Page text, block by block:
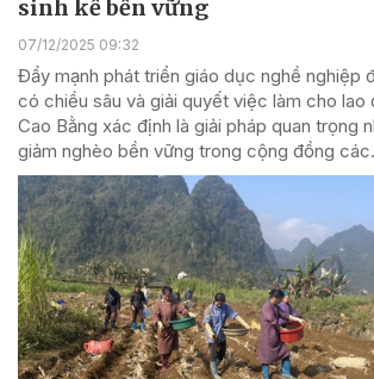
sinh kế bền vững
07/12/2025 09:32
Đẩy mạnh phát triển giáo dục nghề nghiệp
có chiều sâu và giải quyết việc làm cho lao
Cao Bằng xác định là giải pháp quan trọng
giảm nghèo bền vững trong cộng đồng